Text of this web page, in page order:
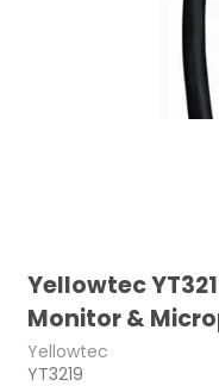
Yellowtec
Monitor &
Yellowtec
YT3219